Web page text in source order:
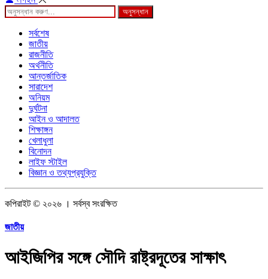
অনুসন্ধান
সর্বশেষ
জাতীয়
রাজনীতি
অর্থনীতি
আন্তর্জাতিক
সারাদেশ
অনিয়ম
দুর্ঘটনা
আইন ও আদালত
শিক্ষাঙ্গন
খেলাধুলা
বিনোদন
লাইফ স্টাইল
বিজ্ঞান ও তথ্যপ্রযুক্তি
কপিরাইট © ২০২৬ । সর্বস্ব সংরক্ষিত
জাতীয়
আইজিপির সঙ্গে সৌদি রাষ্ট্রদূতের সাক্ষাৎ